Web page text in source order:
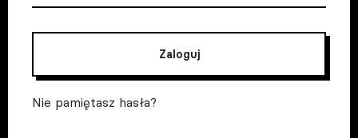
Zaloguj
Nie pamiętasz hasła?